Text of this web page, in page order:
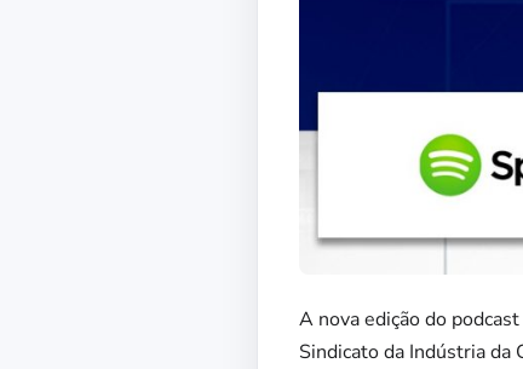
A nova edição do
Sindicato da Indústria da